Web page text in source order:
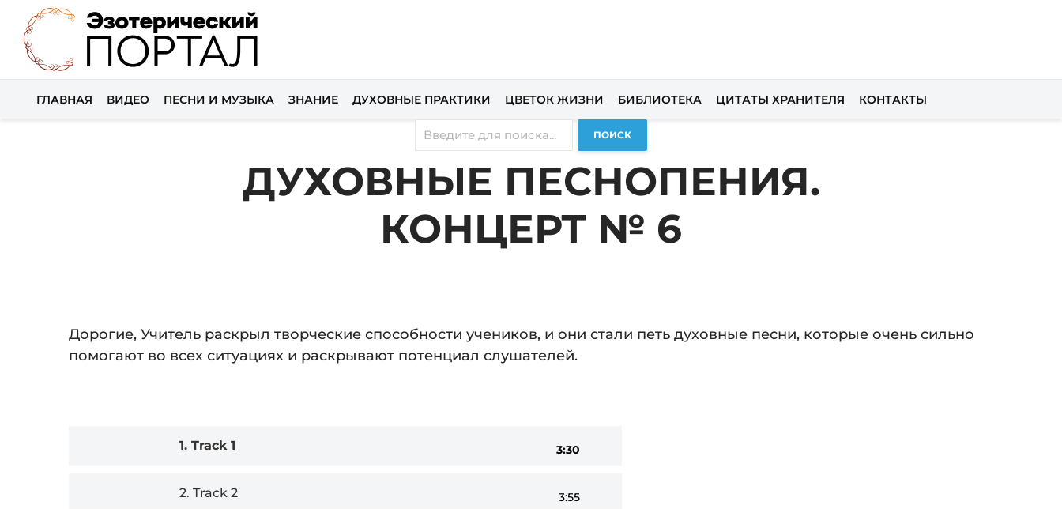
ГЛАВНАЯ ВИДЕО ПЕСНИ И МУЗЫКА ЗНАНИЕ ДУХОВНЫЕ ПРАКТИКИ ЦВЕТОК ЖИЗНИ БИБЛИОТЕКА ЦИТАТЫ ХРАНИТЕЛЯ КОНТАКТЫ
ПОИСК
ДУХОВНЫЕ ПЕСНОПЕНИЯ.
КОНЦЕРТ № 6
Дорогие, Учитель раскрыл творческие способности учеников, и они стали петь духовные песни, которые очень сильно
помогают во всех ситуациях и раскрывают потенциал слушателей.
1. Track 1 3:30
2. Track 2 3:55